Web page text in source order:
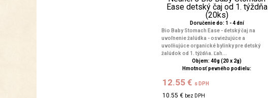
Ease detský čaj od 1. týždňa
(20ks)
Doručenie do: 1 - 4 dní
Bio Baby Stomach Ease - detský čaj na
uvoľnenie žalúdka - osviežujúce a
uvoľňujúce organické bylinky pre detský
žalúdok od 1. týždňa. Ľah...
Objem: 40g (20 x 2g)
Hmotnosť pevného podielu:
12.55 € s DPH
10.55 € bez DPH